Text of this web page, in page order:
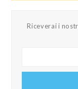
Riceverai i